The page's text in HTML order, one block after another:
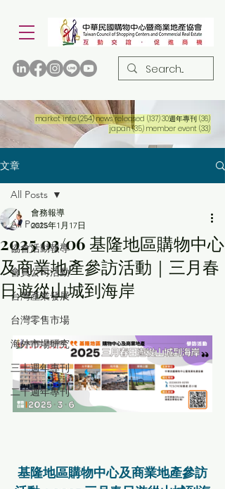
market info (254)254 篇文章
news released (137)137 篇文章
30週年專刊 (36)36 篇
japan (35)35 篇文章
member event (33)33 篇
文章
All Posts
協會活動報導
會員公司活動
台灣產業發展
台灣零售市場
海外市場研究
三十週年專刊
二十週年專刊
All Posts
2025 03/06 基隆地區購物中心
及商業地產參訪活動｜三月春
日遊從山城到海岸
會務報導
2025年1月17日
基隆地區購物中心及商業地產參訪